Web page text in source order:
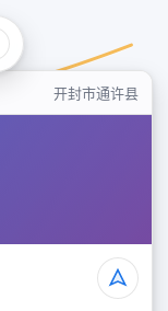
开封市通许县